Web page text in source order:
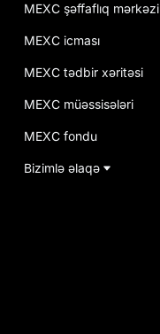
MEXC şəffaflıq mərkəzi
MEXC icması
MEXC tədbir xəritəsi
MEXC müəssisələri
MEXC fondu
Bizimlə əlaqə